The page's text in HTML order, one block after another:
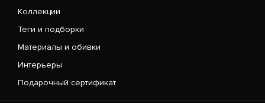
Коллекции
Теги и подборки
Материалы и обивки
Интерьеры
Подарочный сертификат